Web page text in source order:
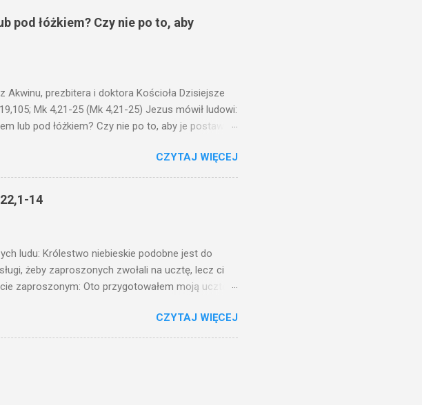
pod łóżkiem? Czy nie po to, aby
prezbitera i doktora Kościoła Dzisiejsze
Mk 4,21-25 (Mk 4,21-25) Jezus mówił ludowi:
lub pod łóżkiem? Czy nie po to, aby je postawić
Taką samą miarą, jaką wy mierzycie,
będzie dane; a kto nie ma, pozbawią go i tego, co
przypowieści.... Czy po to wnosi się światło,
to, aby je postawić na świeczniku? Nie ma
CZYTAJ WIĘCEJ
14
ludu: Królestwo niebieskie podobne jest do
żeby zaproszonych zwołali na ucztę, lecz ci
zaproszonym: Oto przygotowałem moją ucztę:
[ich], pozabijali. Na to król uniósł się
ich spalić. Wtedy rzekł swoim sługom: Uczta
drogi i zaproście na ucztę wszystkich,
napotkali: złych i dobrych. I sala zapełniła się
CZYTAJ WIĘCEJ